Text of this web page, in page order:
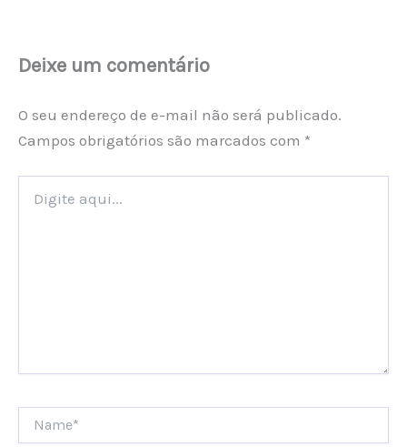
Deixe um comentário
O seu endereço de e-mail não será publicado.
Campos obrigatórios são marcados com *
aqui...